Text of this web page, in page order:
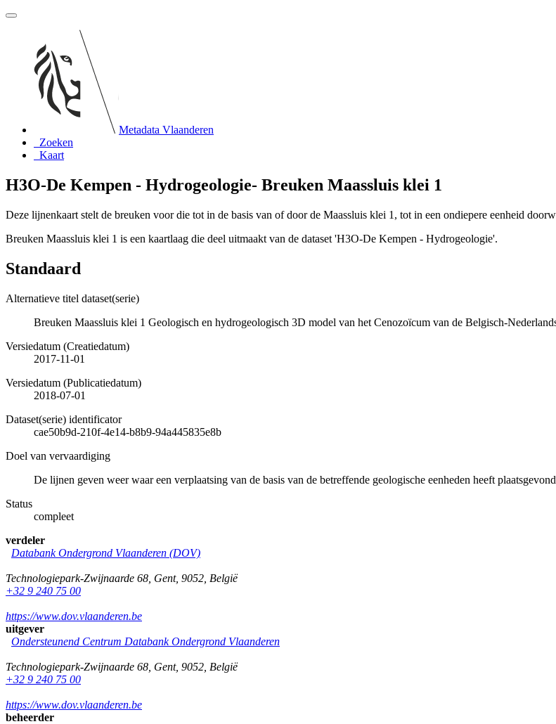
Metadata Vlaanderen
Zoeken
Kaart
H3O-De Kempen - Hydrogeologie- Breuken Maassluis klei 1
Deze lijnenkaart stelt de breuken voor die tot in de basis van of door de Maassluis klei 1, tot in een ondiepere eenheid
Breuken Maassluis klei 1 is een kaartlaag die deel uitmaakt van de dataset 'H3O-De Kempen - Hydrogeologie'.
Standaard
Alternatieve titel dataset(serie)
Breuken Maassluis klei 1 Geologisch en hydrogeologisch 3D model van het Cenozoïcum van de Belgisch-
Versiedatum (Creatiedatum)
2017-11-01
Versiedatum (Publicatiedatum)
2018-07-01
Dataset(serie) identificator
cae50b9d-210f-4e14-b8b9-94a445835e8b
Doel van vervaardiging
De lijnen geven weer waar een verplaatsing van de basis van de betreffende geologische eenheden heeft
Status
compleet
verdeler
Databank Ondergrond Vlaanderen (DOV)
Technologiepark-Zwijnaarde 68 Gent, 9052 België
+32 9 240 75 00
https://www.dov.vlaanderen.be
uitgever
Ondersteunend Centrum Databank Ondergrond Vlaanderen
Technologiepark-Zwijnaarde 68 Gent, 9052 België
+32 9 240 75 00
https://www.dov.vlaanderen.be
beheerder